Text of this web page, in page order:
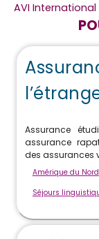
AVI
Assurance
assurance
des assurances
Amérique du Nord
Séjours